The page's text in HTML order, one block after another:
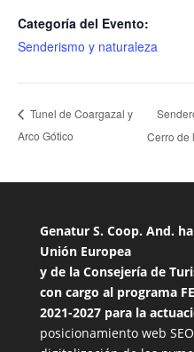
Categoría del Evento:
Senderismo y naturaleza
Tunel de Coargazal y
Arco Gótico
Cerro de
Genatur S. Coop. And.
Unión Europea
y de la Consejería de
con cargo al programa
2021-2027 para la
posicionamiento web